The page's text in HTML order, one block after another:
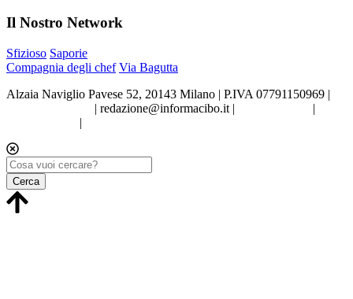
Il Nostro Network
Sfizioso Saporie
Compagnia degli chef Via Bagutta
Alzaia Naviglio Pavese 52, 20143 Milano | P.IVA 07791150969 |
| redazione@informacibo.it |
|
|
Cerca